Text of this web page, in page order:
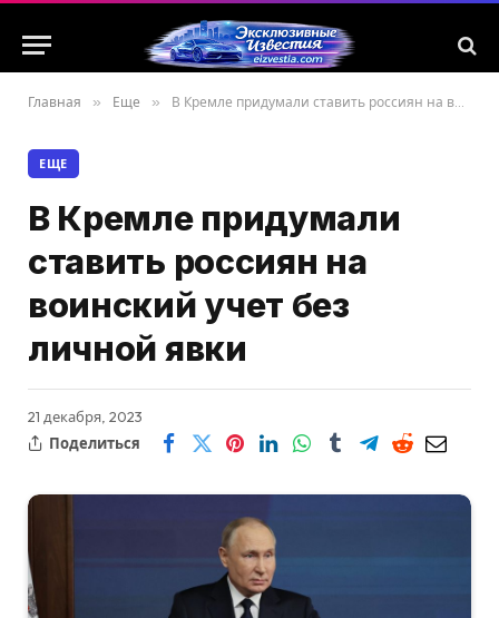
Главная » Еще » В Кремле придумали ставить россиян на воинский учет без личной явки
ЕЩЕ
В Кремле придумали
ставить россиян на
воинский учет без
личной явки
21 декабря, 2023
Поделиться